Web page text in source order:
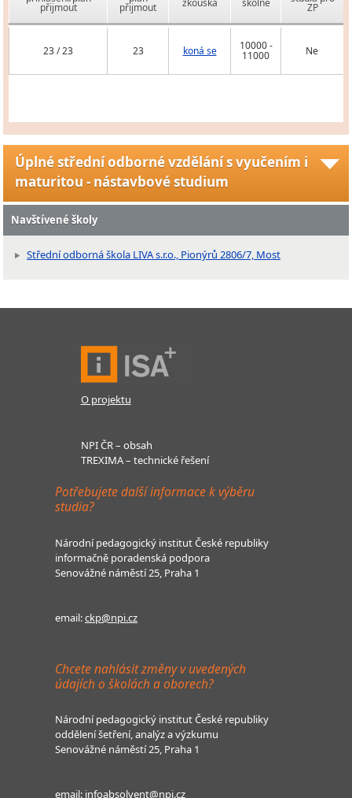
přijmout přijmout zkouška školné ZP
23 / 23 23 koná se 10000 -
11000 Ne
Úplné střední odborné vzdělání s vyučením i
maturitou - nástavbové studium
Navštívené školy
Střední odborná škola LIVA s.r.o., Pionýrů 2806/7, Most
O projektu
NPI ČR – obsah
TREXIMA – technické řešení
Potřebujete další informace k výběru
studia?
Národní pedagogický institut České republiky
informačně poradenská podpora
Senovážné náměstí 25, Praha 1
email:ckp@npi.cz
Chcete nahlásit změny v uvedených
údajích o školách a oborech?
Národní pedagogický institut České republiky
oddělení šetření, analýz a výzkumu
Senovážné náměstí 25, Praha 1
email: infoabsolvent@npi.cz